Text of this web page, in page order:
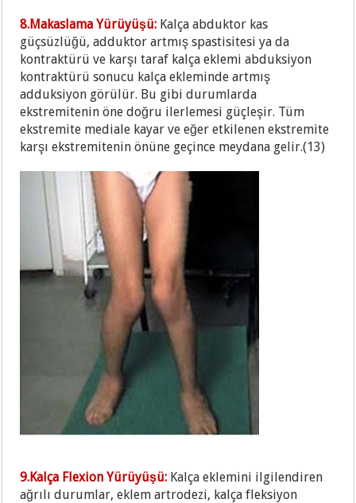
8.Makaslama Yürüyüşü: Kalça abduktor kas
güçsüzlüğü, adduktor artmış spastisitesi ya da
kontraktürü ve karşı taraf kalça eklemi abduksiyon
kontraktürü sonucu kalça ekleminde artmış
adduksiyon görülür. Bu gibi durumlarda
ekstremitenin öne doğru ilerlemesi güçleşir. Tüm
ekstremite mediale kayar ve eğer etkilenen ekstremite
karşı ekstremitenin önüne geçince meydana gelir.(13)
9.Kalça Flexion Yürüyüşü: Kalça eklemini ilgilendiren
ağrılı durumlar, eklem artrodezi, kalça fleksiyon